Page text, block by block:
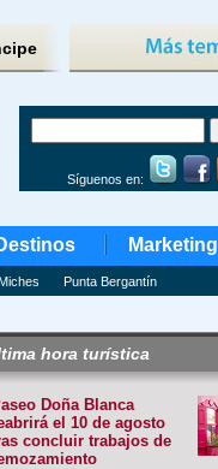
Síguenos en:
Marketing
Punta Bergantín
hora turística
Doña Blanca
el 10 de agosto
concluir trabajos de